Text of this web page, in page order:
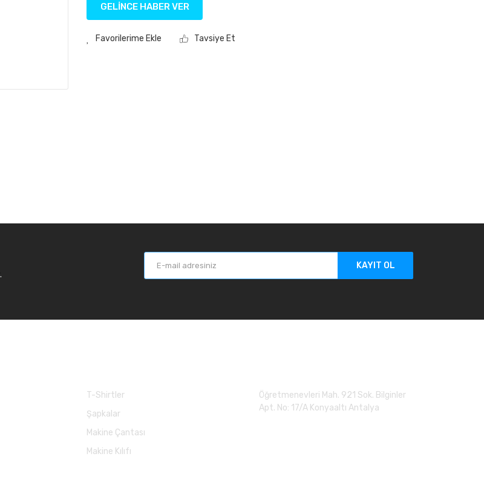
GELİNCE HABER VER
Tavsiye Et
KAYIT OL
T-Shirtler
Şapkalar
Makine Çantası
Makine Kılıfı
Öğretmenevleri Mah. 921 Sok. Bilginler
Apt. No: 17/A Konyaaltı Antalya